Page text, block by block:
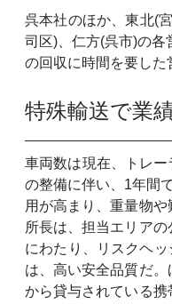
呉本社のほか、東北(
司区)、仁方(呉市)の
の回収に時間を要した
特殊輸送で業
車両数は現在、トレ
の整備に伴い、1年間
用が高まり、重量物
所長は、担当エリア
にわたり、リスクヘ
は、高い安全品質だ
から貸与されている